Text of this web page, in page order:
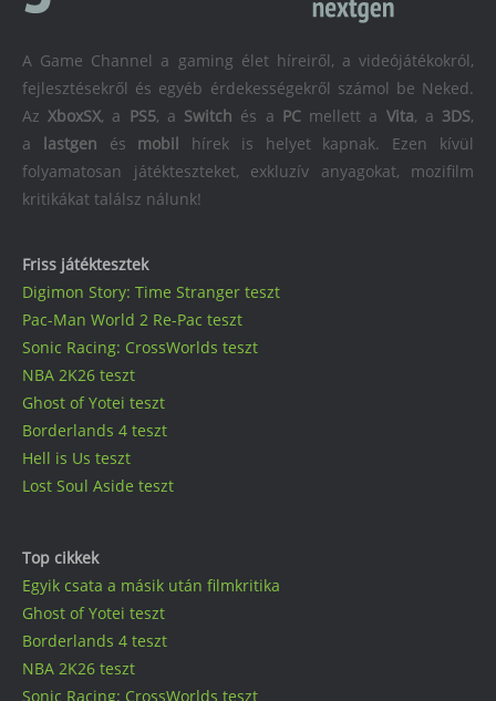
Friss játéktesztek
Digimon Story: Time Stranger teszt
Pac-Man World 2 Re-Pac teszt
Sonic Racing: CrossWorlds teszt
NBA 2K26 teszt
Ghost of Yotei teszt
Borderlands 4 teszt
Hell is Us teszt
Lost Soul Aside teszt
Top cikkek
Egyik csata a másik után filmkritika
Ghost of Yotei teszt
Borderlands 4 teszt
NBA 2K26 teszt
Sonic Racing: CrossWorlds teszt
A Game Channel a gaming élet híreiről, a videójátékokról,
fejlesztésekről és egyéb érdekességekről számol be Neked.
AzXboxSX, a PS5, a Switch és a PCmellett a Vita, a 3DS,
a lastgen és mobil hírek is helyet kapnak. Ezen kívül
folyamatosan játékteszteket, exkluzív anyagokat, mozifilm
kritikákat találsz nálunk!